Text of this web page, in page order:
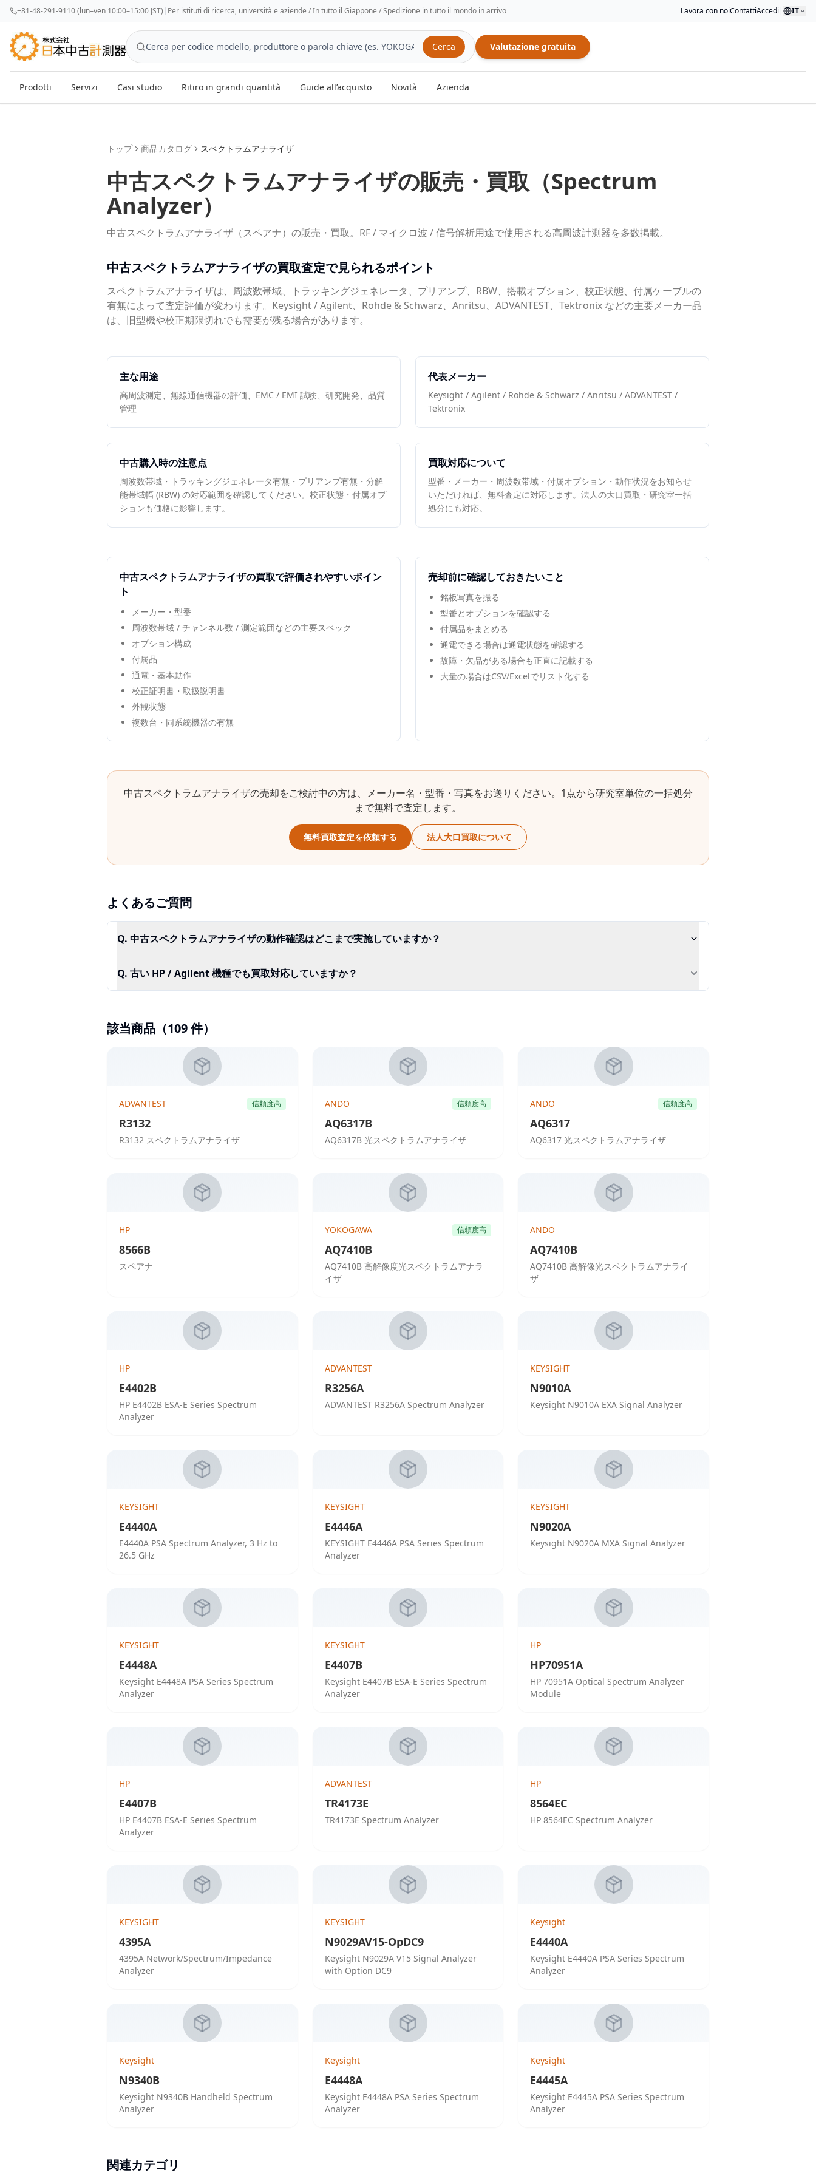
+81-48-291-9110 (lun–ven 10:00–15:00 JST) | Per istituti di ricerca, università e aziende / In tutto il Giappone / Spedizione in tutto il mondo in arrivo Lavora con noiContattiAccedi | IT
Cerca Valutazione gratuita
Prodotti Servizi Casi studio Ritiro in grandi quantità Guide all’acquisto Novità Azienda
トップ 商品カタログ スペクトラムアナライザ
中古スペクトラムアナライザの販売・買取（Spectrum
Analyzer）
中古スペクトラムアナライザ（スペアナ）の販売・買取。RF / マイクロ波 / 信号解析用途で使用される高周波計測器を多数掲載。
中古スペクトラムアナライザの買取査定で見られるポイント
スペクトラムアナライザは、周波数帯域、トラッキングジェネレータ、プリアンプ、RBW、搭載オプション、校正状態、付属ケーブルの
有無によって査定評価が変わります。Keysight / Agilent、Rohde & Schwarz、Anritsu、ADVANTEST、Tektronix などの主要メーカー品
は、旧型機や校正期限切れでも需要が残る場合があります。
主な用途
高周波測定、無線通信機器の評価、EMC / EMI 試験、研究開発、品質
管理
代表メーカー
Keysight / Agilent / Rohde & Schwarz / Anritsu / ADVANTEST /
Tektronix
中古購入時の注意点
周波数帯域・トラッキングジェネレータ有無・プリアンプ有無・分解
能帯域幅 (RBW) の対応範囲を確認してください。校正状態・付属オプ
ションも価格に影響します。
買取対応について
型番・メーカー・周波数帯域・付属オプション・動作状況をお知らせ
いただければ、無料査定に対応します。法人の大口買取・研究室一括
処分にも対応。
中古スペクトラムアナライザの買取で評価されやすいポイン
ト
メーカー・型番
周波数帯域 / チャンネル数 / 測定範囲などの主要スペック
オプション構成
付属品
通電・基本動作
校正証明書・取扱説明書
外観状態
複数台・同系統機器の有無
売却前に確認しておきたいこと
銘板写真を撮る
型番とオプションを確認する
付属品をまとめる
通電できる場合は通電状態を確認する
故障・欠品がある場合も正直に記載する
大量の場合はCSV/Excelでリスト化する
中古スペクトラムアナライザの売却をご検討中の方は、メーカー名・型番・写真をお送りください。1点から研究室単位の一括処分
まで無料で査定します。
無料買取査定を依頼する 法人大口買取について
よくあるご質問
Q. 中古スペクトラムアナライザの動作確認はどこまで実施していますか？
Q. 古い HP / Agilent 機種でも買取対応していますか？
該当商品（109件）
ADVANTEST 信頼度高
R3132
R3132 スペクトラムアナライザ
ANDO 信頼度高
AQ6317B
AQ6317B 光スペクトラムアナライザ
ANDO 信頼度高
AQ6317
AQ6317 光スペクトラムアナライザ
HP
8566B
スペアナ
YOKOGAWA 信頼度高
AQ7410B
AQ7410B 高解像度光スペクトラムアナラ
イザ
ANDO
AQ7410B
AQ7410B 高解像光スペクトラムアナライ
ザ
HP
E4402B
HP E4402B ESA-E Series Spectrum
Analyzer
ADVANTEST
R3256A
ADVANTEST R3256A Spectrum Analyzer
KEYSIGHT
N9010A
Keysight N9010A EXA Signal Analyzer
KEYSIGHT
E4440A
E4440A PSA Spectrum Analyzer, 3 Hz to
26.5 GHz
KEYSIGHT
E4446A
KEYSIGHT E4446A PSA Series Spectrum
Analyzer
KEYSIGHT
N9020A
Keysight N9020A MXA Signal Analyzer
KEYSIGHT
E4448A
Keysight E4448A PSA Series Spectrum
Analyzer
KEYSIGHT
E4407B
Keysight E4407B ESA-E Series Spectrum
Analyzer
HP
HP70951A
HP 70951A Optical Spectrum Analyzer
Module
HP
E4407B
HP E4407B ESA-E Series Spectrum
Analyzer
ADVANTEST
TR4173E
TR4173E Spectrum Analyzer
HP
8564EC
HP 8564EC Spectrum Analyzer
KEYSIGHT
4395A
4395A Network/Spectrum/Impedance
Analyzer
KEYSIGHT
N9029AV15-OpDC9
Keysight N9029A V15 Signal Analyzer
with Option DC9
Keysight
E4440A
Keysight E4440A PSA Series Spectrum
Analyzer
Keysight
N9340B
Keysight N9340B Handheld Spectrum
Analyzer
Keysight
E4448A
Keysight E4448A PSA Series Spectrum
Analyzer
Keysight
E4445A
Keysight E4445A PSA Series Spectrum
Analyzer
関連カテゴリ